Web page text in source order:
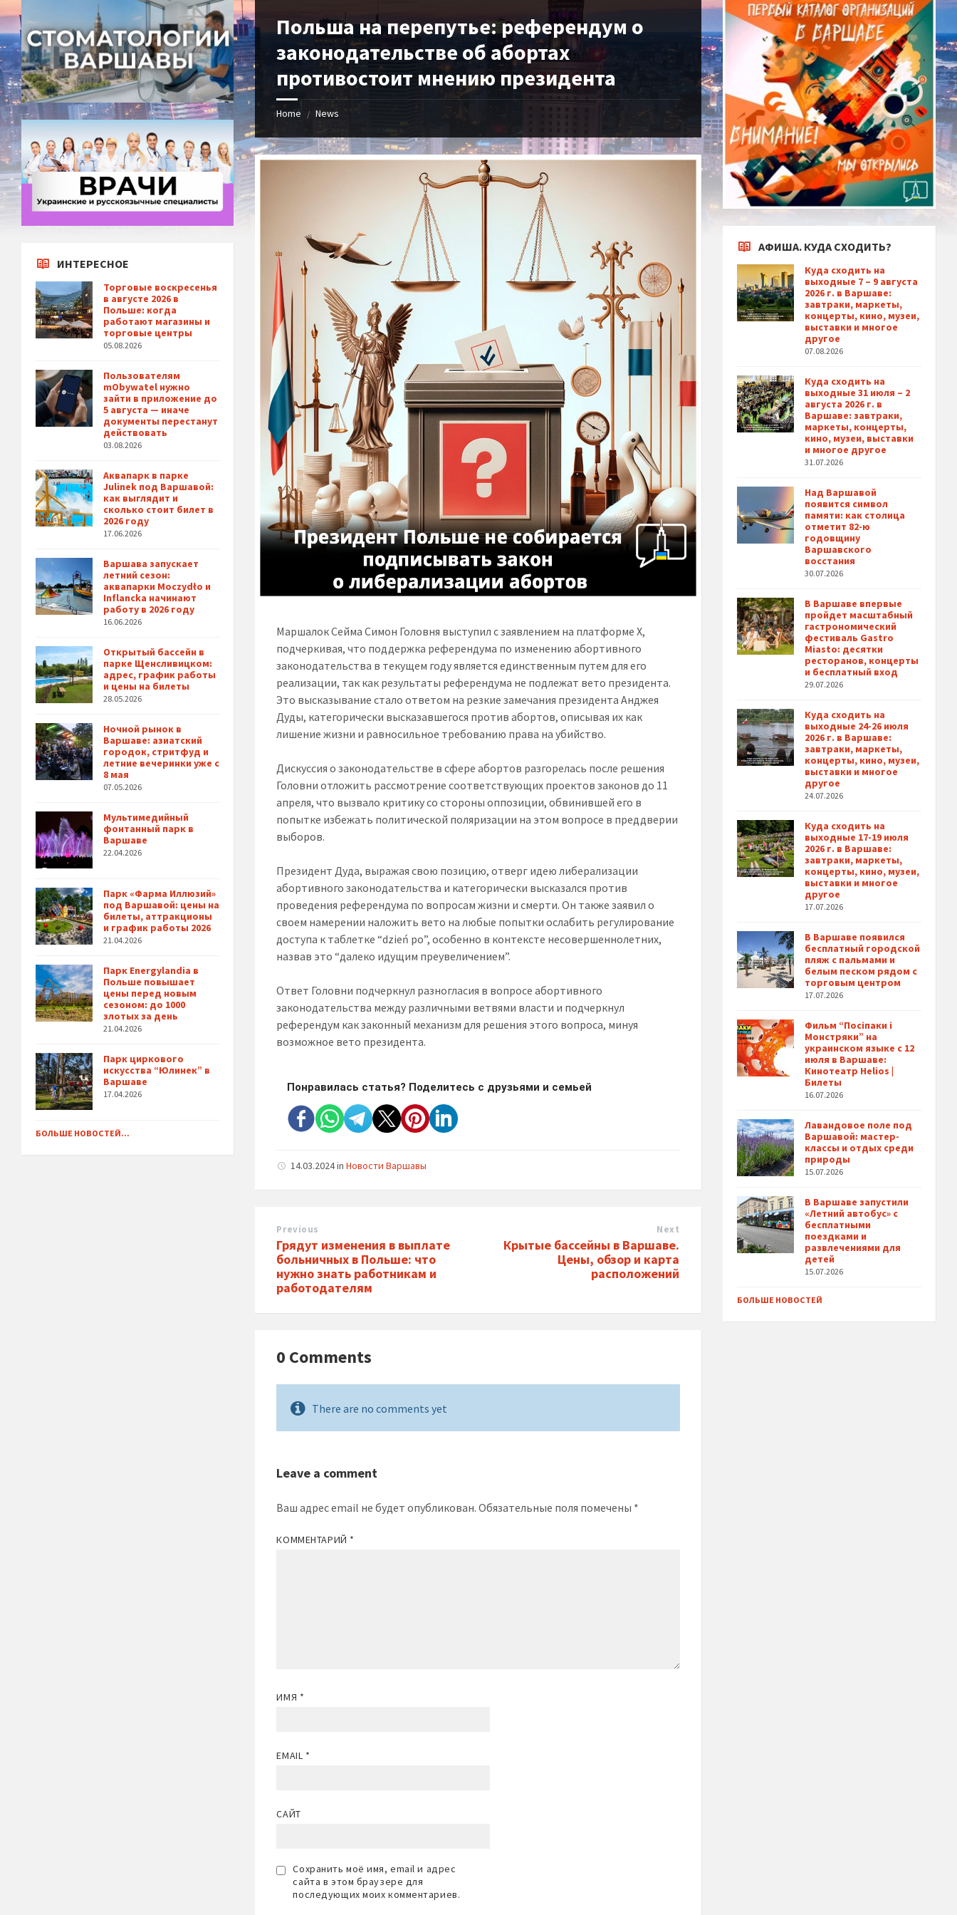
Польша на перепутье: референдум о
законодательстве об абортах
противостоит мнению президента
Home / News
Маршалок Сейма Симон Головня выступил с заявлением на платформе X,
подчеркивая, что поддержка референдума по изменению абортивного
законодательства в текущем году является единственным путем для его
реализации, так как результаты референдума не подлежат вето президента.
Это высказывание стало ответом на резкие замечания президента Анджея
Дуды, категорически высказавшегося против абортов, описывая их как
лишение жизни и равносильное требованию права на убийство.
Дискуссия о законодательстве в сфере абортов разгорелась после решения
Головни отложить рассмотрение соответствующих проектов законов до 11
апреля, что вызвало критику со стороны оппозиции, обвинившей его в
попытке избежать политической поляризации на этом вопросе в преддверии
выборов.
Президент Дуда, выражая свою позицию, отверг идею либерализации
абортивного законодательства и категорически высказался против
проведения референдума по вопросам жизни и смерти. Он также заявил о
своем намерении наложить вето на любые попытки ослабить регулирование
доступа к таблетке “dzień po”, особенно в контексте несовершеннолетних,
назвав это “далеко идущим преувеличением”.
Ответ Головни подчеркнул разногласия в вопросе абортивного
законодательства между различными ветвями власти и подчеркнул
референдум как законный механизм для решения этого вопроса, минуя
возможное вето президента.
Понравилась статья? Поделитесь с друзьями и семьей
14.03.2024inНовости Варшавы
Previous
Грядут изменения в выплате
больничных в Польше: что
нужно знать работникам и
работодателям
Next
Крытые бассейны в Варшаве.
Цены, обзор и карта
расположений
0 Comments
There are no comments yet
Leave a comment
Ваш адрес email не будет опубликован. Обязательные поля помечены *
КОММЕНТАРИЙ *
ИМЯ *
EMAIL *
САЙТ
Сохранить моё имя, email и адрес
сайта в этом браузере для
последующих моих комментариев.
ИНТЕРЕСНОЕ
Торговые воскресенья
в августе 2026 в
Польше: когда
работают магазины и
торговые центры
05.08.2026
Пользователям
mObywatel нужно
зайти в приложение до
5 августа — иначе
документы перестанут
действовать
03.08.2026
Аквапарк в парке
Julinek под Варшавой:
как выглядит и
сколько стоит билет в
2026 году
17.06.2026
Варшава запускает
летний сезон:
аквапарки Moczydło и
Inflancka начинают
работу в 2026 году
16.06.2026
Открытый бассейн в
парке Щенсливицком:
адрес, график работы
и цены на билеты
28.05.2026
Ночной рынок в
Варшаве: азиатский
городок, стритфуд и
летние вечеринки уже с
8 мая
07.05.2026
Мультимедийный
фонтанный парк в
Варшаве
22.04.2026
Парк «Фарма Иллюзий»
под Варшавой: цены на
билеты, аттракционы
и график работы 2026
21.04.2026
Парк Energylandia в
Польше повышает
цены перед новым
сезоном: до 1000
злотых за день
21.04.2026
Парк циркового
искусства “Юлинек” в
Варшаве
17.04.2026
БОЛЬШЕ НОВОСТЕЙ...
АФИША. КУДА СХОДИТЬ?
Куда сходить на
выходные 7 – 9 августа
2026 г. в Варшаве:
завтраки, маркеты,
концерты, кино, музеи,
выставки и многое
другое
07.08.2026
Куда сходить на
выходные 31 июля – 2
августа 2026 г. в
Варшаве: завтраки,
маркеты, концерты,
кино, музеи, выставки
и многое другое
31.07.2026
Над Варшавой
появится символ
памяти: как столица
отметит 82-ю
годовщину
Варшавского
восстания
30.07.2026
В Варшаве впервые
пройдет масштабный
гастрономический
фестиваль Gastro
Miasto: десятки
ресторанов, концерты
и бесплатный вход
29.07.2026
Куда сходить на
выходные 24-26 июля
2026 г. в Варшаве:
завтраки, маркеты,
концерты, кино, музеи,
выставки и многое
другое
24.07.2026
Куда сходить на
выходные 17-19 июля
2026 г. в Варшаве:
завтраки, маркеты,
концерты, кино, музеи,
выставки и многое
другое
17.07.2026
В Варшаве появился
бесплатный городской
пляж с пальмами и
белым песком рядом с
торговым центром
17.07.2026
Фильм “Посіпаки і
Монстряки” на
украинском языке с 12
июля в Варшаве:
Кинотеатр Helios |
Билеты
16.07.2026
Лавандовое поле под
Варшавой: мастер-
классы и отдых среди
природы
15.07.2026
В Варшаве запустили
«Летний автобус» с
бесплатными
поездками и
развлечениями для
детей
15.07.2026
БОЛЬШЕ НОВОСТЕЙ